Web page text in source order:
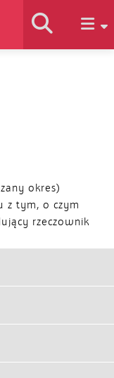
okres)
z tym, o czym
rzeczownik